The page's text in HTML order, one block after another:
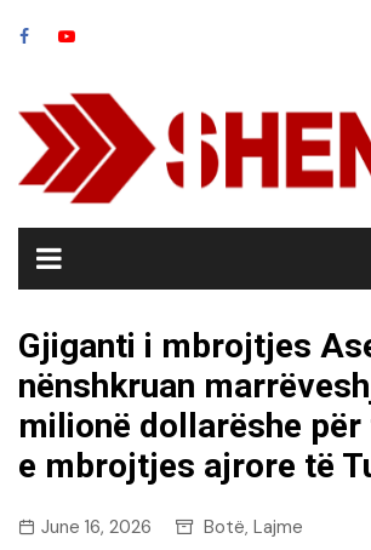
Gjiganti i mbrojtjes
nënshkruan
milionë dollarëshe
e mbrojtjes ajrore të
June 16, 2026 Botë, Lajme